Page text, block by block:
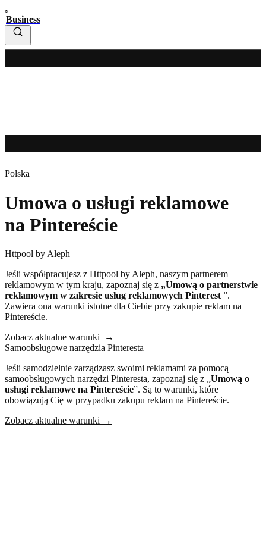
Business
Polska
Umowa o usługi reklamowe
na Pintereście
Httpool by Aleph
Jeśli współpracujesz z Httpool by Aleph, naszym partnerem
reklamowym w tym kraju, zapoznaj się z „Umową o partnerstwie
reklamowym w zakresie usług reklamowych Pinterest ”.
Zawiera ona warunki istotne dla Ciebie przy zakupie reklam na
Pintereście.
Zobacz aktualne warunki
→
Samoobsługowe narzędzia Pinteresta
Jeśli samodzielnie zarządzasz swoimi reklamami za pomocą
samoobsługowych narzędzi Pinteresta, zapoznaj się z „Umową o
usługi reklamowe na Pintereście”. Są to warunki, które
obowiązują Cię w przypadku zakupu reklam na Pintereście.
Zobacz aktualne warunki →